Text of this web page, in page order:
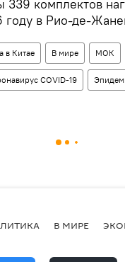
339 комплектов
году в Рио-де-
в Китае В мире МОК
COVID-19
В МИРЕ